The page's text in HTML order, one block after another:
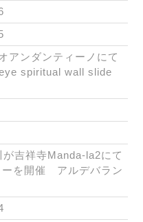
アンダンティーノにて
spiritual wall slide
吉祥寺Manda-la2にて
を開催 アルデバラン